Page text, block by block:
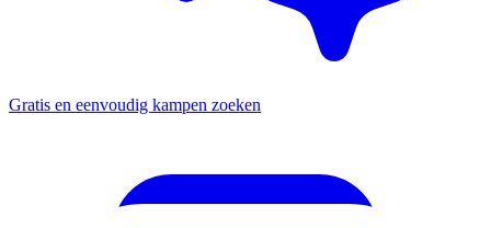
Gratis en eenvoudig kampen zoeken